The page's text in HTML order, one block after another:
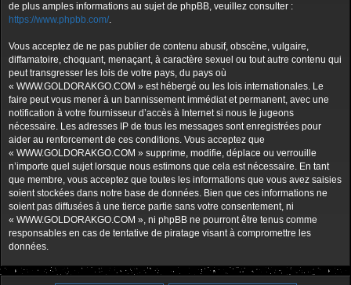
de plus amples informations au sujet de phpBB, veuillez consulter :
https://www.phpbb.com/.
Vous acceptez de ne pas publier de contenu abusif, obscène, vulgaire,
diffamatoire, choquant, menaçant, à caractère sexuel ou tout autre contenu qui
peut transgresser les lois de votre pays, du pays où
« WWW.GOLDORAKGO.COM » est hébergé ou les lois internationales. Le
faire peut vous mener à un bannissement immédiat et permanent, avec une
notification à votre fournisseur d’accès à Internet si nous le jugeons
nécessaire. Les adresses IP de tous les messages sont enregistrées pour
aider au renforcement de ces conditions. Vous acceptez que
« WWW.GOLDORAKGO.COM » supprime, modifie, déplace ou verrouille
n’importe quel sujet lorsque nous estimons que cela est nécessaire. En tant
que membre, vous acceptez que toutes les informations que vous avez saisies
soient stockées dans notre base de données. Bien que ces informations ne
soient pas diffusées à une tierce partie sans votre consentement, ni
« WWW.GOLDORAKGO.COM », ni phpBB ne pourront être tenus comme
responsables en cas de tentative de piratage visant à compromettre les
données.